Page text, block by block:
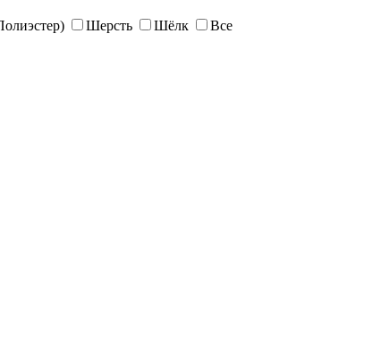
Шерсть Шёлк Все